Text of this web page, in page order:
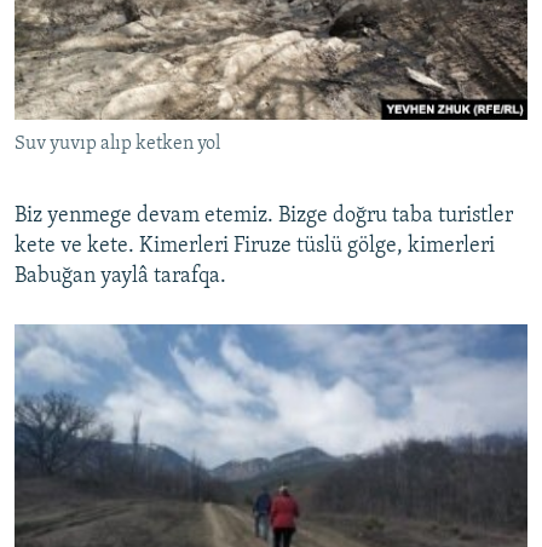
Suv yuvıp alıp ketken yol
Biz yenmege devam etemiz. Bizge doğru taba turistler
kete ve kete. Kimerleri Firuze tüslü gölge, kimerleri
Babuğan yaylâ tarafqa.